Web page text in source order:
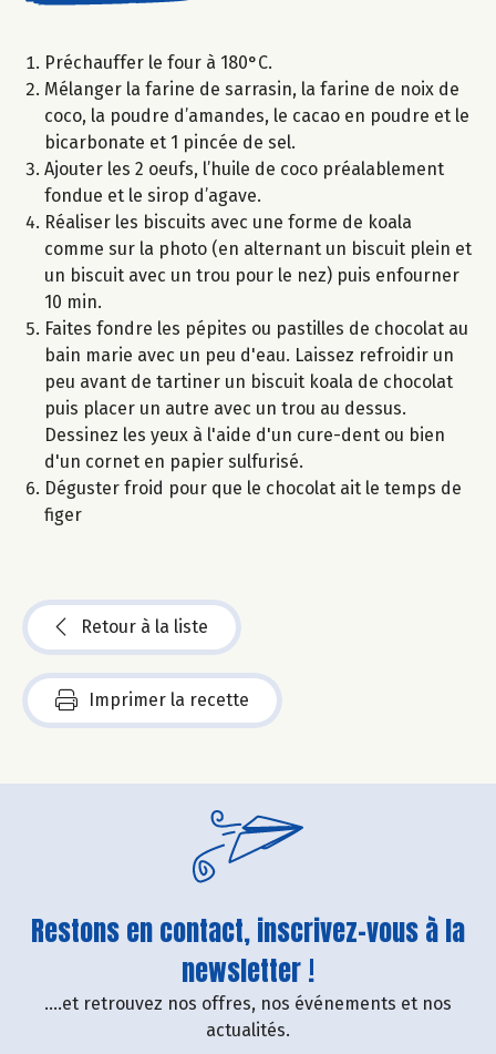
Préchauffer le four à 180°C.
Mélanger la farine de sarrasin, la farine de noix de
coco, la poudre d’amandes, le cacao en poudre et le
bicarbonate et 1 pincée de sel.
Ajouter les 2 oeufs, l’huile de coco préalablement
fondue et le sirop d’agave.
Réaliser les biscuits avec une forme de koala
comme sur la photo (en alternant un biscuit plein et
un biscuit avec un trou pour le nez) puis enfourner
10 min.
Faites fondre les pépites ou pastilles de chocolat au
bain marie avec un peu d'eau. Laissez refroidir un
peu avant de tartiner un biscuit koala de chocolat
puis placer un autre avec un trou au dessus.
Dessinez les yeux à l'aide d'un cure-dent ou bien
d'un cornet en papier sulfurisé.
Déguster froid pour que le chocolat ait le temps de
figer
Retour à la liste
Imprimer la recette
Restons en contact, inscrivez-vous à la
newsletter !
....et retrouvez nos offres, nos événements et nos
actualités.